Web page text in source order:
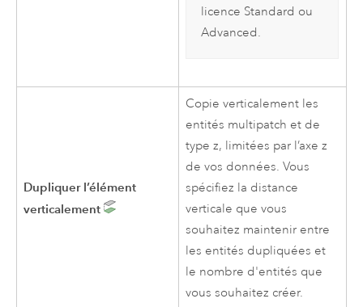
licence Standard ou
Advanced.
Dupliquer l’élément
verticalement
Copie verticalement les
entités multipatch et de
type z, limitées par l’axe z
de vos données. Vous
spécifiez la distance
verticale que vous
souhaitez maintenir entre
les entités dupliquées et
le nombre d'entités que
vous souhaitez créer.